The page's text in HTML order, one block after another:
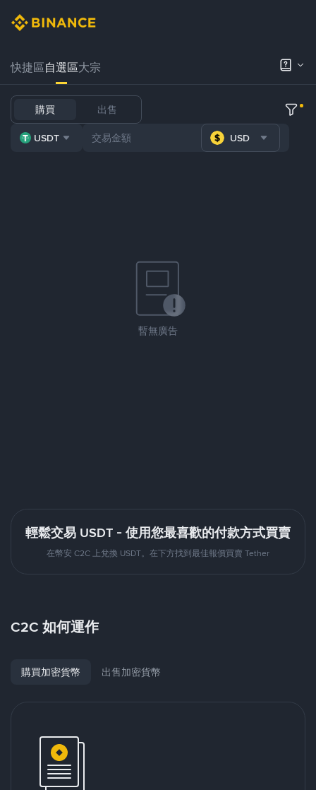
快捷區自選區大宗
購買 出售
USDT USD
暫無廣告
輕鬆交易 USDT - 使用您最喜歡的付款方式買賣
在幣安 C2C 上兌換 USDT。在下方找到最佳報價買賣 Tether
C2C 如何運作
購買加密貨幣 出售加密貨幣